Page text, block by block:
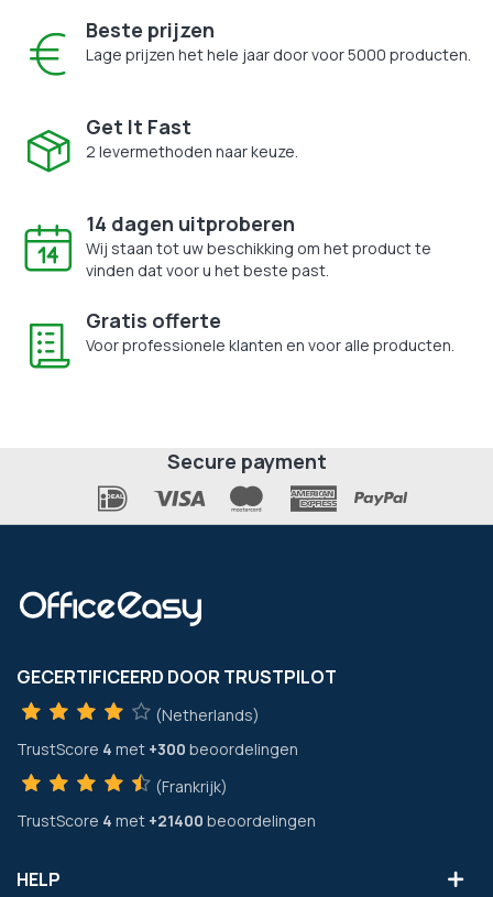
Beste prijzen
Lage prijzen het hele jaar door voor 5000 producten.
Get It Fast
2 levermethoden naar keuze.
14 dagen uitproberen
Wij staan tot uw beschikking om het product te
vinden dat voor u het beste past.
Gratis offerte
Voor professionele klanten en voor alle producten.
Secure payment
GECERTIFICEERD DOOR TRUSTPILOT
(Netherlands)
TrustScore 4 met +300 beoordelingen
(Frankrijk)
TrustScore 4 met +21400 beoordelingen
HELP